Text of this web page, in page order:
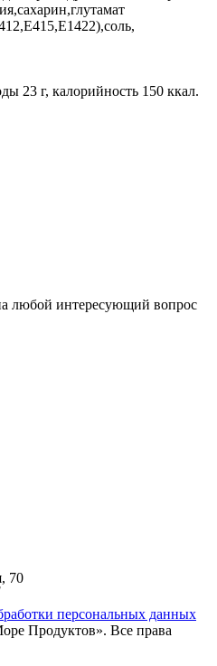
23 г, калорийность 150 ккал.
любой интересующий вопрос
70
персональных данных
Продуктов». Все права